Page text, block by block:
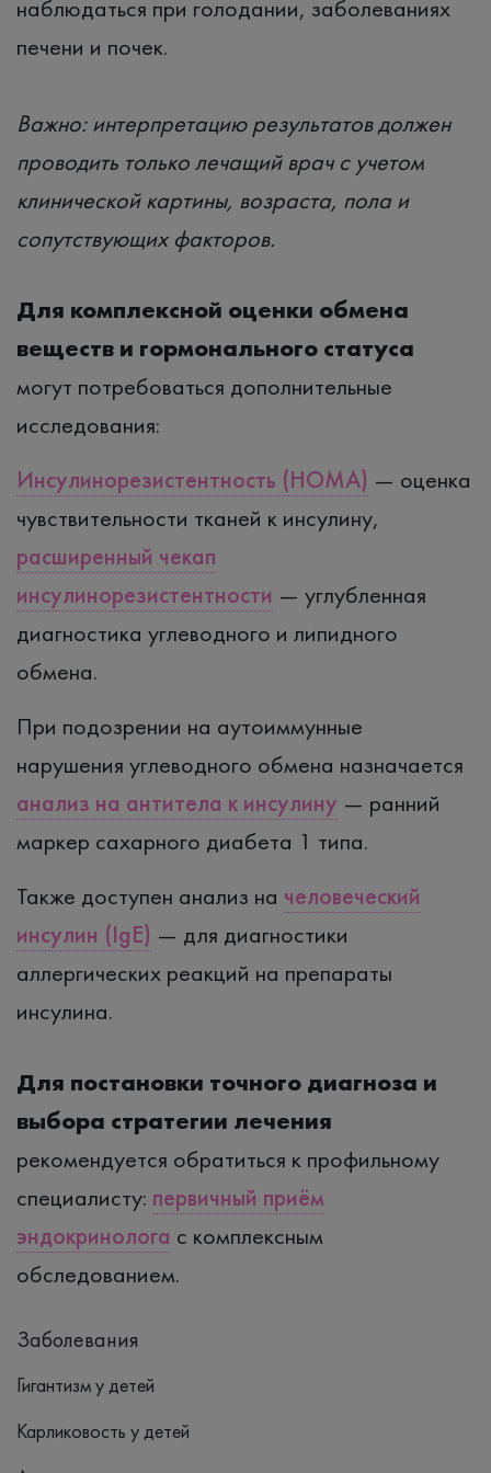
наблюдаться при голодании, заболеваниях
печени и почек.
Важно: интерпретацию результатов должен
проводить только лечащий врач с учетом
клинической картины, возраста, пола и
сопутствующих факторов.
Для комплексной оценки обмена
веществ и гормонального статуса
могут потребоваться дополнительные
исследования:
Инсулинорезистентность (HOMA) — оценка
чувствительности тканей к инсулину,
расширенный чекап
инсулинорезистентности — углубленная
диагностика углеводного и липидного
обмена.
При подозрении на аутоиммунные
нарушения углеводного обмена назначается
анализ на антитела к инсулину — ранний
маркер сахарного диабета 1 типа.
Также доступен анализ на человеческий
инсулин (IgE) — для диагностики
аллергических реакций на препараты
инсулина.
Для постановки точного диагноза и
выбора стратегии лечения
рекомендуется обратиться к профильному
специалисту: первичный приём
эндокринолога с комплексным
обследованием.
Заболевания
Гигантизм у детей
Карликовость у детей